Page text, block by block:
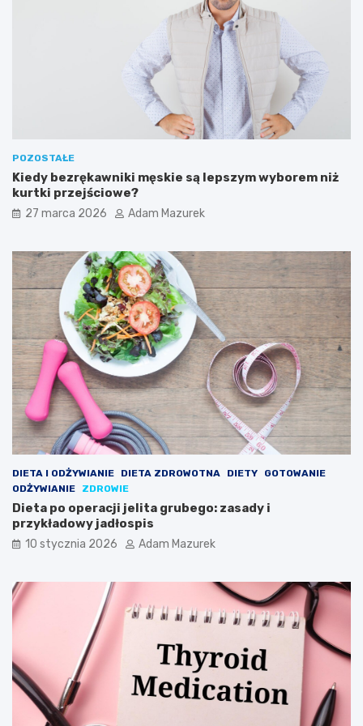
POZOSTAŁE
Kiedy bezrękawniki męskie są lepszym wyborem niż
kurtki przejściowe?
27 marca 2026 Adam Mazurek
DIETA I ODŻYWIANIE DIETA ZDROWOTNA DIETY
GOTOWANIE
ODŻYWIANIE
ZDROWIE
Dieta po operacji jelita grubego: zasady i
przykładowy jadłospis
10 stycznia 2026 Adam Mazurek